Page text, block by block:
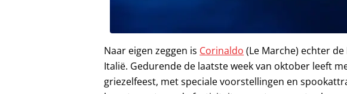
Naar eigen zeggen is Corinaldo (Le Marche) echter
Italië. Gedurende de laatste week van oktober leeft
griezelfeest, met speciale voorstellingen en